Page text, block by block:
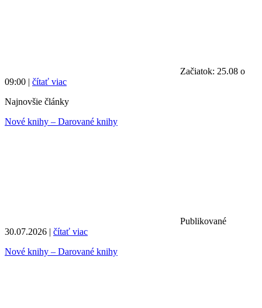
Začiatok: 25.08 o
09:00 | čítať viac
Najnovšie články
Nové knihy – Darované knihy
Publikované
30.07.2026 | čítať viac
Nové knihy – Darované knihy